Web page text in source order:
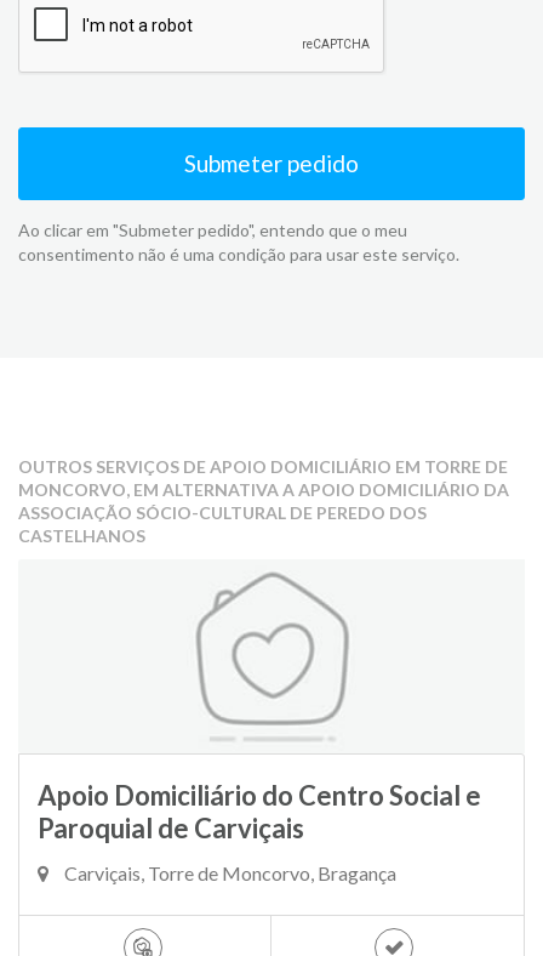
Submeter pedido
Ao clicar em "Submeter pedido", entendo que o meu
consentimento não é uma condição para usar este serviço.
OUTROS SERVIÇOS DE APOIO DOMICILIÁRIO EM TORRE DE
MONCORVO, EM ALTERNATIVA A APOIO DOMICILIÁRIO DA
ASSOCIAÇÃO SÓCIO-CULTURAL DE PEREDO DOS
CASTELHANOS
Apoio Domiciliário do Centro Social e
Paroquial de Carviçais
Carviçais, Torre de Moncorvo, Bragança